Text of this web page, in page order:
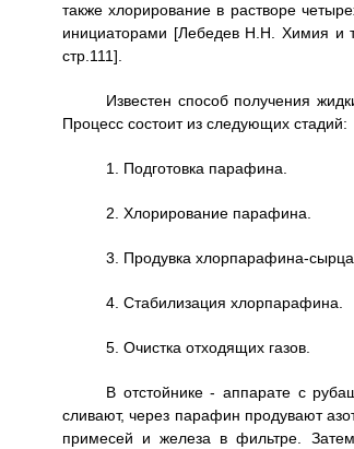
также хлорирование в растворе
инициаторами [Лебедев Н.Н. Химия и
стр.111].
Известен способ получения
Процесс состоит из следующих стадий:
1. Подготовка парафина.
2. Хлорирование парафина.
3. Продувка хлорпарафина-
4. Стабилизация хлорпарафина.
5. Очистка отходящих газов.
В отстойнике - аппарате с
сливают, через парафин продувают
примесей и железа в фильтре.